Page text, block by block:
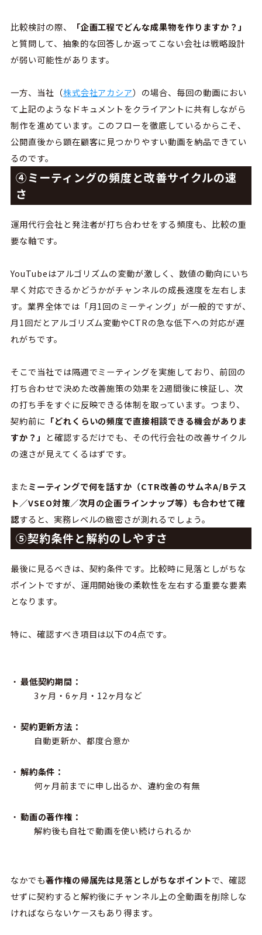
比較検討の際、
「企画工程でどんな成果物を作りますか？」
と質問して、抽象的な回答しか返ってこない会社は戦略設計
が弱い可能性があります。
一方、当社（株式会社アカシア） の場合、毎回の動画におい
て上記のようなドキュメントをクライアントに共有しながら
制作を進めています。このフローを徹底しているからこそ、
公開直後から顕在顧客に見つかりやすい動画を納品できてい
るのです。
④ミーティングの頻度と改善サイクルの速
さ
運用代行会社と発注者が打ち合わせをする頻度も、比較の重
要な軸です。
YouTubeはアルゴリズムの変動が激しく、数値の動向にいち
早く対応できるかどうかがチャンネルの成長速度を左右しま
す。業界全体では「月1回のミーティング 」が一般的ですが、
月1回だとアルゴリズム変動やCTRの急な低下への対応が遅
れがちです。
そこで当社では隔週でミーティングを実施しており、前回の
打ち合わせで決めた改善施策の効果を2週間後に検証し、次
の打ち手をすぐに反映できる体制を取っています。つまり、
契約前に 「どれくらいの頻度で直接相談できる機会がありま
すか？」
と確認するだけでも、その代行会社の改善サイクル
の速さが見えてくるはずです。
またミーティングで何を話すか（CTR改善のサムネA/Bテス
ト／VSEO対策／次月の企画ラインナップ等）も合わせて確
認すると、実務レベルの緻密さが測れるでしょう。
⑤契約条件と解約のしやすさ
最後に見るべきは、契約条件です。比較時に見落としがちな
ポイントですが、運用開始後の柔軟性を左右する重要な要素
となります。
特に、 確認すべき項目は以下の4点です。
最低契約期間：
3ヶ月・ 6ヶ月・ 12ヶ月など
契約更新方法：
自動更新か、都度合意か
解約条件：
何ヶ月前までに申し出るか、違約金の有無
動画の著作権：
解約後も自社で動画を使い続けられるか
なかでも著作権の帰属先は見落としがちなポイントで、確認
せずに契約すると解約後にチャンネル上の全動画を削除しな
ければならないケースもあり得ます。